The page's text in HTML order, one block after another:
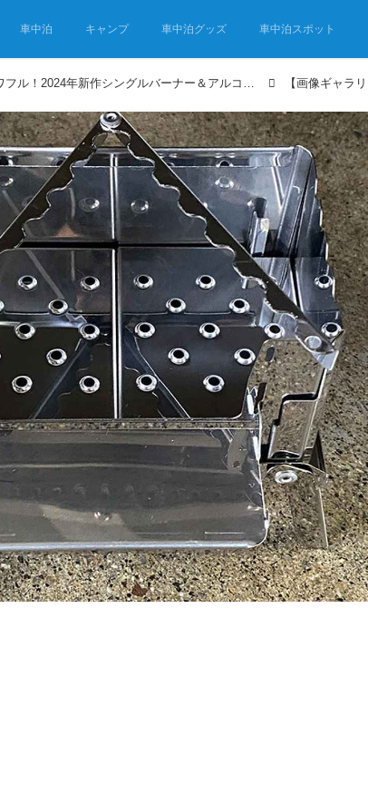
車中泊 キャンプ 車中泊グッズ 車中泊スポット
小さくてもパワフル！2024年新作シングルバーナー＆アルコールバーナー用アイテム4選 車中泊キャンプにこれ欲しい！